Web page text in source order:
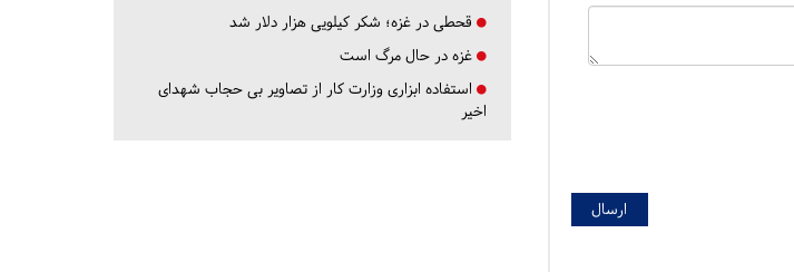
قحطی در غزه؛ شکر کیلویی هزار دلار شد
غزه در حال مرگ است
استفاده ابزاری وزارت کار از تصاویر بی حجاب شهدای
اخیر